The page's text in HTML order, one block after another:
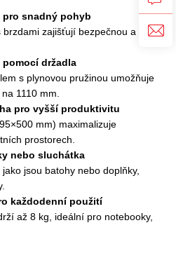
pro snadný pohyb
zajišťují bezpečnou a
držadla
s plynovou pružinou umožňuje
1110 mm.
pro vyšší produktivitu
mm) maximalizuje
prostorech.
nebo sluchátka
jsou batohy nebo doplňky,
každodenní použití
až 8 kg, ideální pro notebooky,